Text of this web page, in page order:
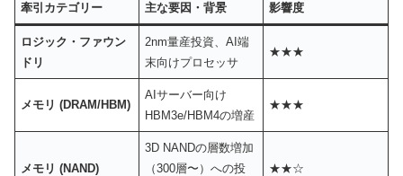
牽引カテゴリー 主な要因・背景 影響度
ロジック・ファウン
ドリ
2nm量産投資、AI端
末向けプロセッサ
★★★
メモリ (DRAM/HBM)
AIサーバー向け
HBM3e/HBM4の増産
★★★
メモリ (NAND)
3D NANDの層数増加
（300層〜）への投
★★☆